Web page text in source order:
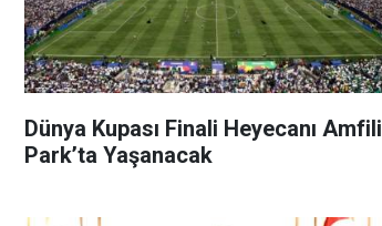
Dünya Kupası Finali Heyecanı Amfili
Park’ta Yaşanacak